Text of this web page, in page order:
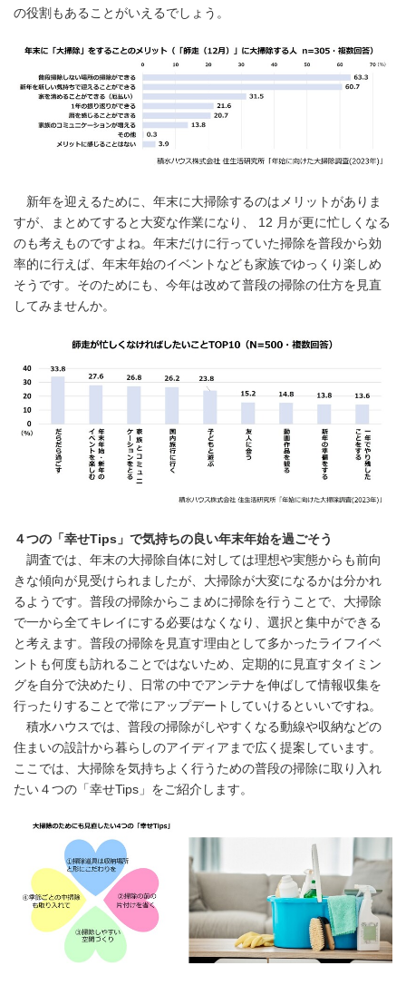
の役割もあることがいえるでしょう。
新年を迎えるために、年末に大掃除するのはメリットがありま
すが、まとめてすると大変な作業になり、 12 月が更に忙しくなる
のも考えものですよね。年末だけに行っていた掃除を普段から効
率的に行えば、年末年始のイベントなども家族でゆっくり楽しめ
そうです。そのためにも、今年は改めて普段の掃除の仕方を見直
してみませんか。
４つの「幸せTips 」で気持ちの良い年末年始を過ごそう
調査では、年末の大掃除自体に対しては理想や実態からも前向
きな傾向が見受けられましたが、大掃除が大変になるかは分かれ
るようです。普段の掃除からこまめに掃除を行うことで、大掃除
で一から全てキレイにする必要はなくなり、選択と集中ができる
と考えます。普段の掃除を見直す理由として多かったライフイベ
ントも何度も訪れることではないため、定期的に見直すタイミン
グを自分で決めたり、日常の中でアンテナを伸ばして情報収集を
行ったりすることで常にアップデートしていけるといいですね。
積水ハウスでは、普段の掃除がしやすくなる動線や収納などの
住まいの設計から暮らしのアイディアまで広く提案しています。
ここでは、大掃除を気持ちよく行うための普段の掃除に取り入れ
たい４つの「幸せTips」をご紹介します。
Japanese